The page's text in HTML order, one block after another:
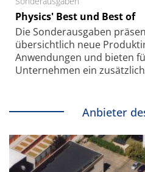
Physics' Best und Best of
Die Sonder­ausgaben
übersichtlich neue
Anwendungen und bieten
Unternehmen ein
Anbieter